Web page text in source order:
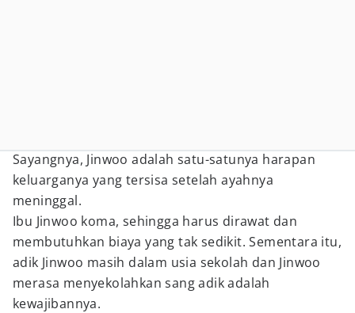
Sayangnya, Jinwoo adalah satu-satunya harapan
keluarganya yang tersisa setelah ayahnya
meninggal.
Ibu Jinwoo koma, sehingga harus dirawat dan
membutuhkan biaya yang tak sedikit. Sementara itu,
adik Jinwoo masih dalam usia sekolah dan Jinwoo
merasa menyekolahkan sang adik adalah
kewajibannya.